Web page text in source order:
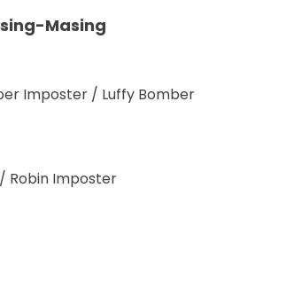
Masing
Imposter / Luffy Bomber
Robin Imposter